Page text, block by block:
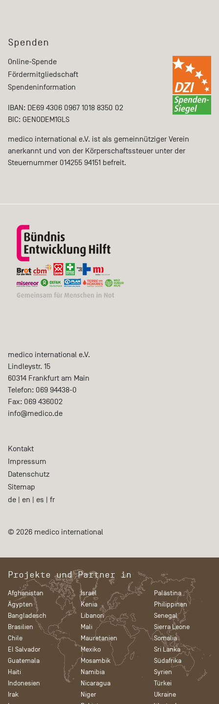
Spenden
Online-Spende
Fördermitgliedschaft
Spendeninformation
IBAN: DE69 4306 0967 1018 8350 02
BIC: GENODEM1GLS
medico international e.V. ist als gemeinnütziger Verein
anerkannt und von der Körperschaftssteuer unter der
Steuernummer 014255 94151 befreit.
medico international e.V.
Lindleystr. 15
60314 Frankfurt am Main
Telefon: 069 94438-0
Fax: 069 436002
info@medico.de
Kontakt
Impressum
Datenschutz
Sitemap
de | en | es | fr
© 2026 medico international
Projekte und Partner in
Afghanistan
Ägypten
Bangladesch
Brasilien
Chile
El Salvador
Guatemala
Haiti
Indonesien
Irak
Israel
Kenia
Libanon
Mali
Mauretanien
Mexiko
Mosambik
Namibia
Nicaragua
Niger
Palästina
Philippinen
Senegal
Sierra Leone
Somalia
Sri Lanka
Südafrika
Syrien
Türkei
Ukraine